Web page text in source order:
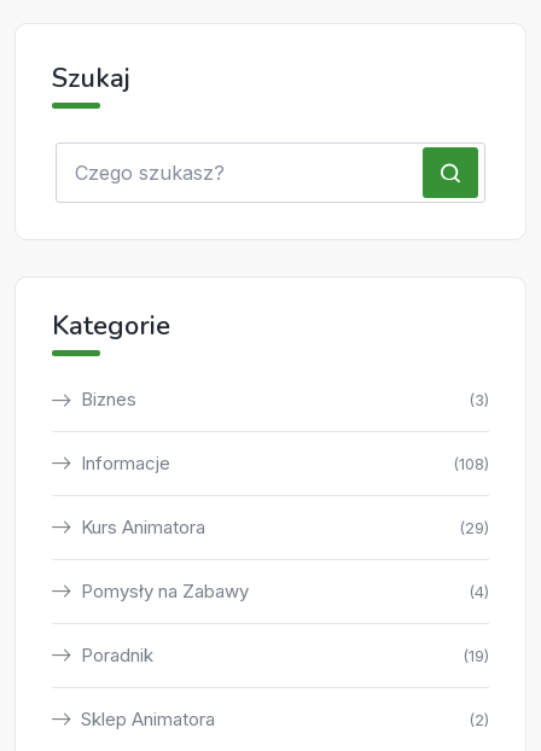
Szukaj
Kategorie
Biznes (3)
Informacje (108)
Kurs Animatora (29)
Pomysły na Zabawy (4)
Poradnik (19)
Sklep Animatora (2)